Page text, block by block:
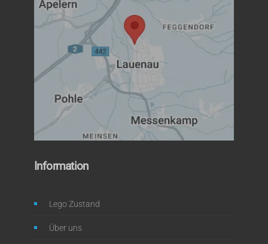
Information
Lego Zustand
Über uns